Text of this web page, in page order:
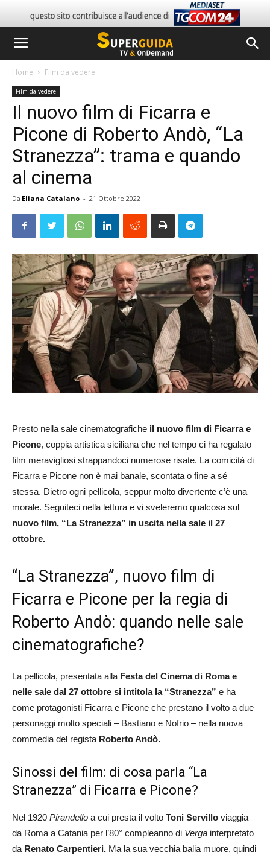
Home Film da vedere
Film da vedere
Il nuovo film di Ficarra e
Picone di Roberto Andò, “La
Stranezza”: trama e quando
al cinema
Da Eliana Catalano - 21 Ottobre 2022
Presto nella sale cinematografiche il nuovo film di Ficarra e
Picone, coppia artistica siciliana che nel tempo ci ha regalato
film meravigliosi strappandoci numerose risate. La comicità di
Ficarra e Picone non è mai banale, scontata o fine a sé
stessa. Dietro ogni pellicola, seppur molto divertente c’è una
morale. Seguiteci nella lettura e vi sveleremo qualcosa sul
nuovo film, “La Stranezza” in uscita nella sale il 27
ottobre.
“La Stranezza”, nuovo film di
Ficarra e Picone per la regia di
Roberto Andò: quando nelle sale
cinematografiche?
La pellicola, presentata alla Festa del Cinema di Roma e
nelle sale dal 27 ottobre si intitola la “Stranezza” e ha
come protagonisti Ficarra e Picone che prestano il volto a due
personaggi molto speciali – Bastiano e Nofrio – nella nuova
commedia del regista Roberto Andò.
Sinossi del film: di cosa parla “La
Stranezza” di Ficarra e Picone?
Nel 1920 Pirandello a cui presta il volto Toni Servillo viaggia
da Roma a Catania per l’80° compleanno di Verga interpretato
da Renato Carpentieri. Ma la sua vecchia balia muore, quindi